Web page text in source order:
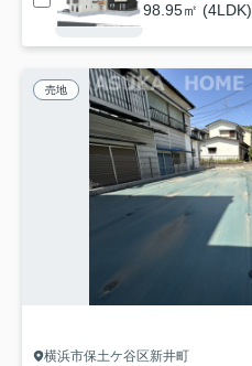
98.95㎡ (4LDK)
売地
横浜市保土ケ谷区新井町